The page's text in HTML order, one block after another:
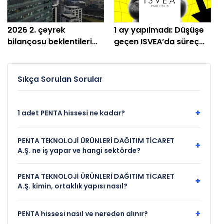
2026 2. çeyrek
bilançosu beklentileri
fiyatlar!
1 ay yapılmadı: Düşüşe
geçen ISVEA’da süreç
Sıkça Sorulan Sorular
1 adet PENTA hissesi ne kadar? +
PENTA TEKNOLOJİ ÜRÜNLERİ DAĞITIM TİCARET
A.Ş. ne iş yapar ve hangi sektörde?
+
PENTA TEKNOLOJİ ÜRÜNLERİ DAĞITIM TİCARET
A.Ş. kimin, ortaklık yapısı nasıl?
+
PENTA hissesi nasıl ve nereden alınır? +